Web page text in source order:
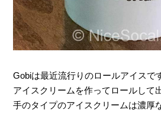
Gobiは最近流行りのロールアイスで
アイスクリームを作ってロールして
手のタイプのアイスクリームは濃厚